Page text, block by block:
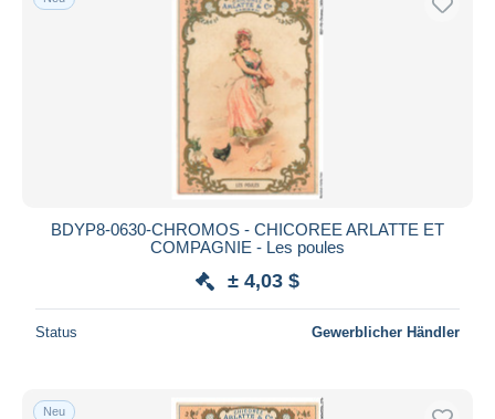
BDYP8-0630-CHROMOS - CHICOREE ARLATTE ET
COMPAGNIE - Les poules
± 4,03 $
Status Gewerblicher Händler
Neu